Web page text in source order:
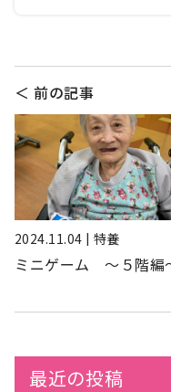
＜ 前の記事
2024.11.04 | 特養
ミニゲーム ～５階編
最近の投稿